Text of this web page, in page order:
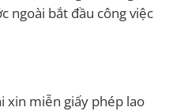
ngoài bắt đầu công việc
xin miễn giấy phép lao